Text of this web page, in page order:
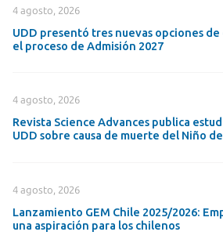
4 agosto, 2026
UDD presentó tres nuevas opciones
el proceso de Admisión 2027
4 agosto, 2026
Revista Science Advances publica
UDD sobre causa de muerte del Niño
4 agosto, 2026
Lanzamiento GEM Chile 2025/2026:
una aspiración para los chilenos